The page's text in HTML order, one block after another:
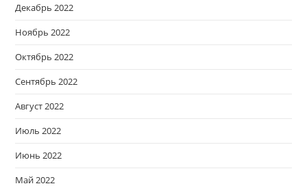
Декабрь 2022
Ноябрь 2022
Октябрь 2022
Сентябрь 2022
Август 2022
Июль 2022
Июнь 2022
Май 2022